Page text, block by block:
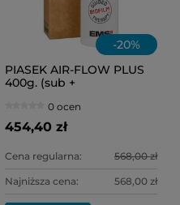
-20%
PIASEK AIR-FLOW PLUS
400g. (sub +
0 ocen
454,40 zł
Cena regularna: 568,00 zł
Najniższa cena: 568,00 zł